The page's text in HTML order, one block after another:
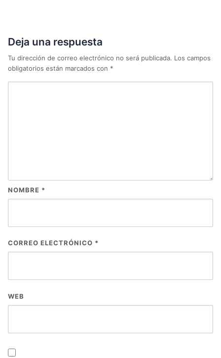
Deja una respuesta
Tu dirección de correo electrónico no será publicada. Los campos
obligatorios están marcados con *
NOMBRE *
CORREO ELECTRÓNICO *
WEB